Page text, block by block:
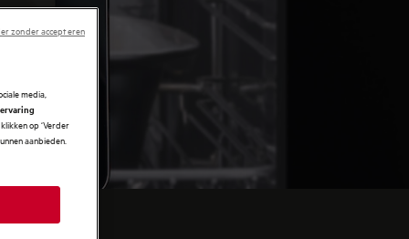
media,
op ‘Verder
aanbieden.
zonder accepteren